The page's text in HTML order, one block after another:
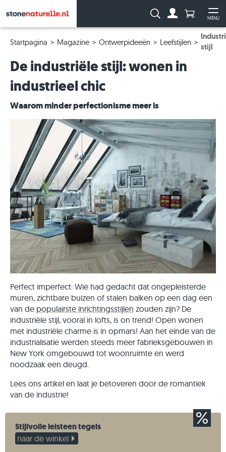
MENU
Zoeken: Aantal
Startpagina Magazine Ontwerpideeën Leefstijlen
stijl
De industriële stijl: wonen in
industrieel chic
Waarom minder perfectionisme meer is
Perfect imperfect: Wie had gedacht dat ongepleisterde
muren, zichtbare buizen of stalen balken op een dag een
van de populairste inrichtingsstijlen zouden zijn? De
industriële stijl, vooral in lofts, is on trend! Open wonen
met industriële charme is in opmars! Aan het einde van de
industrialisatie werden steeds meer fabrieksgebouwen in
New York omgebouwd tot woonruimte en werd
noodzaak een deugd.
Lees ons artikel en laat je betoveren door de romantiek
van de industrie!
Stijlvolle leisteen tegels
naar de winkel